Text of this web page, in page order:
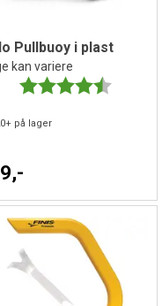
Pullbuoy i plast
kan variere
Karakter:
på lager